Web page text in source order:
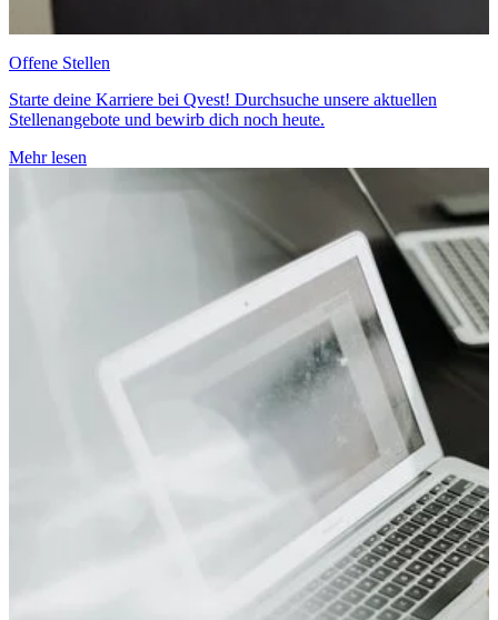
Offene Stellen
Starte deine Karriere bei Qvest! Durchsuche unsere aktuellen
Stellenangebote und bewirb dich noch heute.
Mehr lesen